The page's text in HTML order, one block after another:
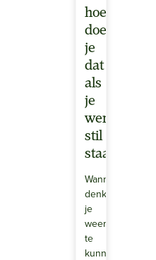
hoe
doe
je
dat
als
je
wereld
stil
staat?
Wanneer
denk
je
weer
te
kunnen